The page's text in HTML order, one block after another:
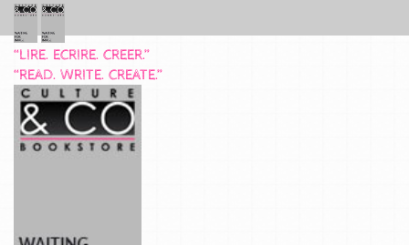
“LIRE. ECRIRE. CREER.”
“READ. WRITE. CREATE.”